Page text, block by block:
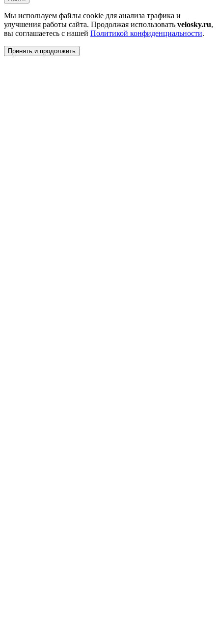
Мы используем файлы cookie для анализа трафика и
улучшения работы сайта. Продолжая использовать velosky.ru,
вы соглашаетесь с нашей Политикой конфиденциальности.
Принять и продолжить